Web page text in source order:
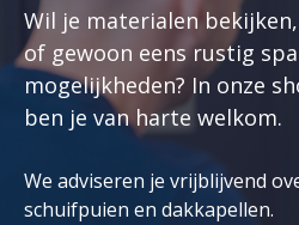
Wil je materialen
of gewoon eens rustig
mogelijkheden? In onze
ben je van harte welkom.
We adviseren je vrijblijvend
schuifpuien en dakkapellen.